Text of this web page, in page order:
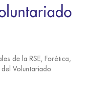
de la RSE, Forética,
Voluntariado